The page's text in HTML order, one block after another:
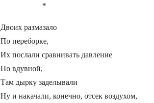
*
Двоих размазало
По переборке,
Их послали сравнивать давление
По вдувной,
Там дырку заделывали
Ну и накачали, конечно, отсек воздухом,